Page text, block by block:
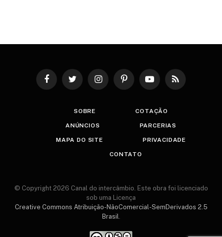
FacebookTwitter InstagramPinterestYouTubeRSS
SOBRE COTAÇÃO
ANÚNCIOS PARCERIAS
MAPA DO SITE PRIVACIDADE
CONTATO
© Copyright 2026 Canal do intercâmbio. Este obra foi licenciado
sob uma Licença
Creative Commons Atribuição-NãoComercial-SemDerivados 2.5
Brasil